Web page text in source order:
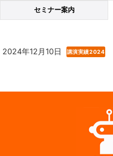
セミナー案内
2024年12月10日 講演実績2024